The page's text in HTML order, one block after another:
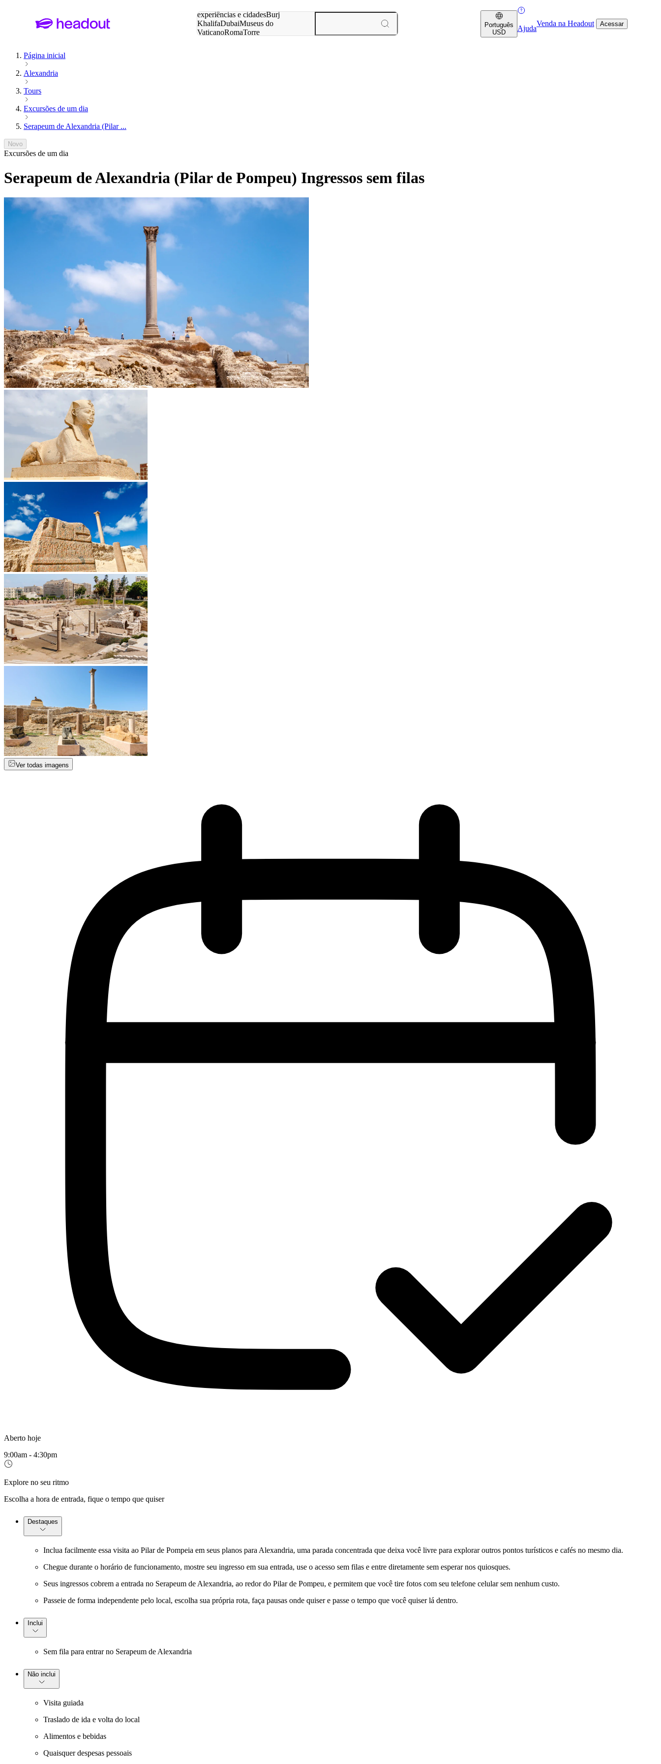
experiências e cidadesBurj
KhalifaDubaiMuseus do
VaticanoRomaTorre
Português
USD
Ajuda
Venda na Headout Acessar
Página inicial
Alexandria
Tours
Excursões de um dia
Serapeum de Alexandria (Pilar ...
Novo
Excursões de um dia
Serapeum de Alexandria (Pilar de Pompeu) Ingressos sem filas
Ver todas imagens
Aberto hoje
9:00am - 4:30pm
Explore no seu ritmo
Escolha a hora de entrada, fique o tempo que quiser
Destaques
Inclua facilmente essa visita ao Pilar de Pompeia em seus planos para Alexandria, uma parada concentrada que deixa você livre para explorar outros pontos turísticos e cafés no mesmo dia.
Chegue durante o horário de funcionamento, mostre seu ingresso em sua entrada, use o acesso sem filas e entre diretamente sem esperar nos quiosques.
Seus ingressos cobrem a entrada no Serapeum de Alexandria, ao redor do Pilar de Pompeu, e permitem que você tire fotos com seu telefone celular sem nenhum custo.
Passeie de forma independente pelo local, escolha sua própria rota, faça pausas onde quiser e passe o tempo que você quiser lá dentro.
Inclui
Sem fila para entrar no Serapeum de Alexandria
Não inclui
Visita guiada
Traslado de ida e volta do local
Alimentos e bebidas
Quaisquer despesas pessoais